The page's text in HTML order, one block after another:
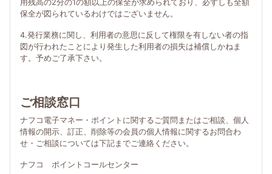
用残高の2分の1の額以上の保全が求められており、必ずしも全額
保全が図られているわけではございません。
4.発行業務に関し、利用者の意思に反して権限を有しない者の指
図が行われたことにより発生した利用者の損失は補償しかねま
す。予めご了承下さい。
ご相談窓口
ナフコ電子マネー・ポイントに関するご質問またはご相談、個人
情報の開示、訂正、削除等の会員の個人情報に関するお問合わ
せ・ご相談については下記までご連絡ください。
ナフコ ポイントコールセンター